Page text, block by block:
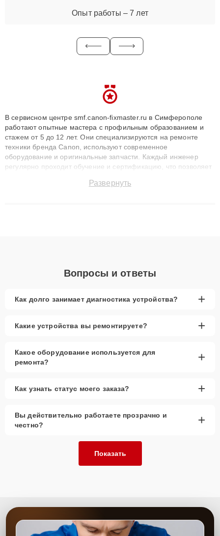
Опыт работы – 7 лет
В сервисном центре smf.canon-fixmaster.ru в Симферополе
работают опытные мастера с профильным образованием и
стажем от 5 до 12 лет. Они специализируются на ремонте
техники бренда Canon, используют современное
оборудование и оригинальные запчасти. Каждый инженер
регулярно проходит обучение и сертификацию, что позволяет
технику с сохранением гарантии до 3 лет. Наши мастера
Развернуть
Вопросы и ответы
Как долго занимает диагностика устройства? +
Какие устройства вы ремонтируете? +
Какое оборудование используется для
ремонта?
+
Как узнать статус моего заказа? +
Вы действительно работаете прозрачно и
честно?
+
Показать